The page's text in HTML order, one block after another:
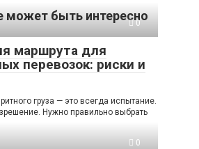
может быть интересно
0
маршрута для
перевозок: риски и
груза — это всегда испытание.
Нужно правильно выбрать
0